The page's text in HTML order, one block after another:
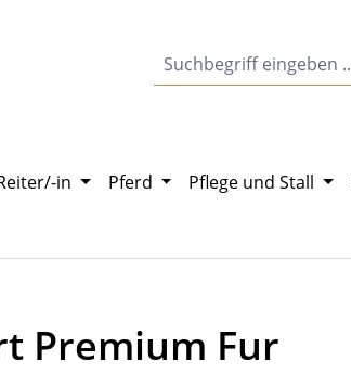
in Pferd Pflege und Stall
Premium Fur